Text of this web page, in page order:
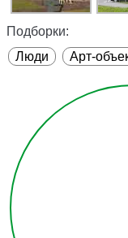
Подборки:
Люди
Арт-